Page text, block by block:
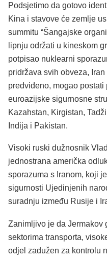
Podsjetimo da gotovo
Kina i stavove će zemlje
summitu “Šangajske
lipnju održati u kineskom
potpisao nuklearni
pridržava svih obveza,
predviđeno, mogao
euroazijske sigurnosne
Kazahstan, Kirgistan,
Indija i Pakistan.
Visoki ruski dužnosnik
jednostrana američka
sporazuma s Iranom, koji
sigurnosti Ujedinjenih
suradnju između Rusije i
Zanimljivo je da Jermakov
sektorima transporta,
odjel zadužen za kontrolu